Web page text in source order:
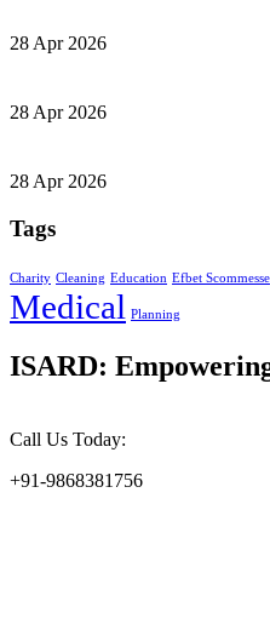
28 Apr 2026
28 Apr 2026
28 Apr 2026
Tags
Charity Cleaning Education Efbet Scommesse
Medical Planning
ISARD:
Call Us Today:
+91-9868381756